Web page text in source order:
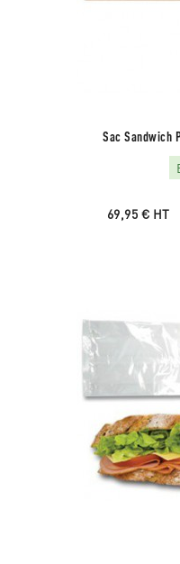
Sac Sandwich
69,95 € HT